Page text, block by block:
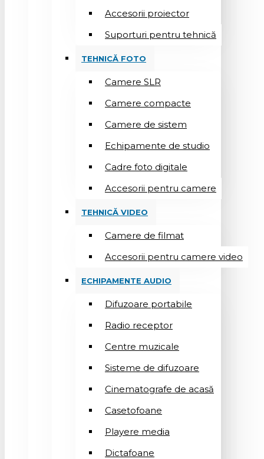
Accesorii proiector
Suporturi pentru tehnică
TEHNICĂ FOTO
Camere SLR
Camere compacte
Camere de sistem
Echipamente de studio
Cadre foto digitale
Accesorii pentru camere
TEHNICĂ VIDEO
Camere de filmat
Accesorii pentru camere video
ECHIPAMENTE AUDIO
Difuzoare portabile
Radio receptor
Centre muzicale
Sisteme de difuzoare
Cinematografe de acasă
Casetofoane
Playere media
Dictafoane